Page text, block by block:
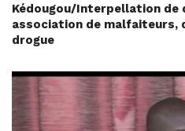
Kédougou/Interpellation de
association de
drogue